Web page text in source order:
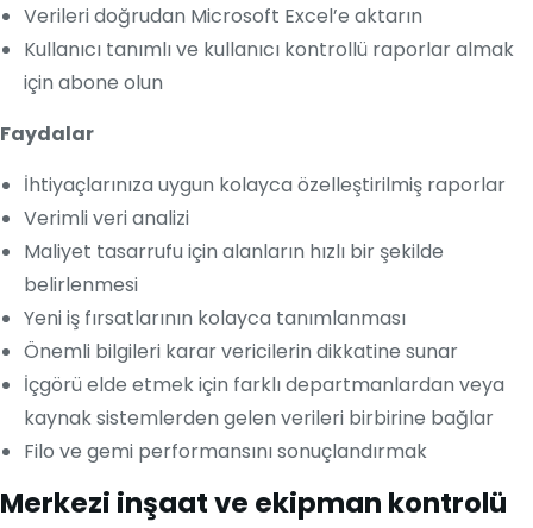
Verileri doğrudan Microsoft Excel’e aktarın
Kullanıcı tanımlı ve kullanıcı kontrollü raporlar almak
için abone olun
Faydalar
İhtiyaçlarınıza uygun kolayca özelleştirilmiş raporlar
Verimli veri analizi
Maliyet tasarrufu için alanların hızlı bir şekilde
belirlenmesi
Yeni iş fırsatlarının kolayca tanımlanması
Önemli bilgileri karar vericilerin dikkatine sunar
İçgörü elde etmek için farklı departmanlardan veya
kaynak sistemlerden gelen verileri birbirine bağlar
Filo ve gemi performansını sonuçlandırmak
Merkezi inşaat ve ekipman kontrolü